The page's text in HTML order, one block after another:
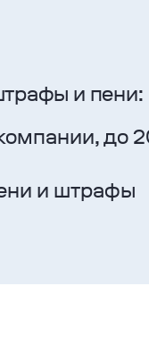
и пени:
до
и штрафы